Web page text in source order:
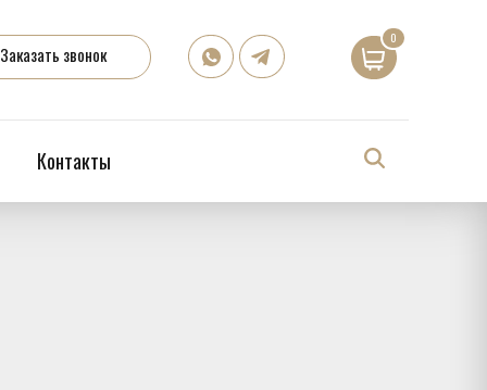
Заказать звонок
0
Контакты